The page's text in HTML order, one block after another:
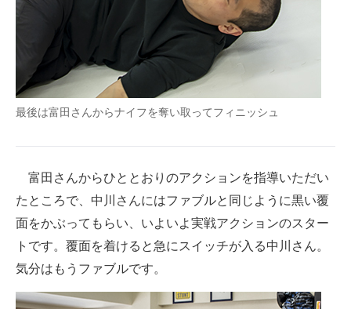
最後は富田さんからナイフを奪い取ってフィニッシュ
富田さんからひととおりのアクションを指導いただい
たところで、中川さんにはファブルと同じように黒い覆
面をかぶってもらい、いよいよ実戦アクションのスター
トです。覆面を着けると急にスイッチが入る中川さん。
気分はもうファブルです。